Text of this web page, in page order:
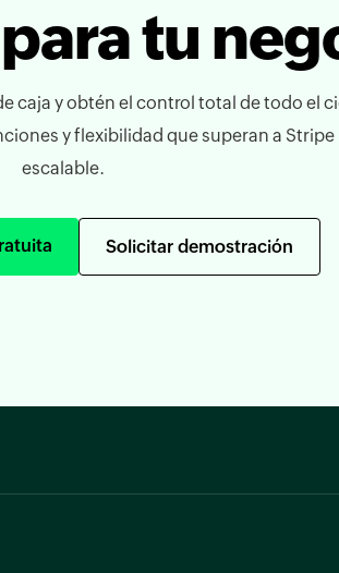
tu
caja y obtén el control total de todo el
y flexibilidad que superan a Stripe
escalable.
Solicitar demostración